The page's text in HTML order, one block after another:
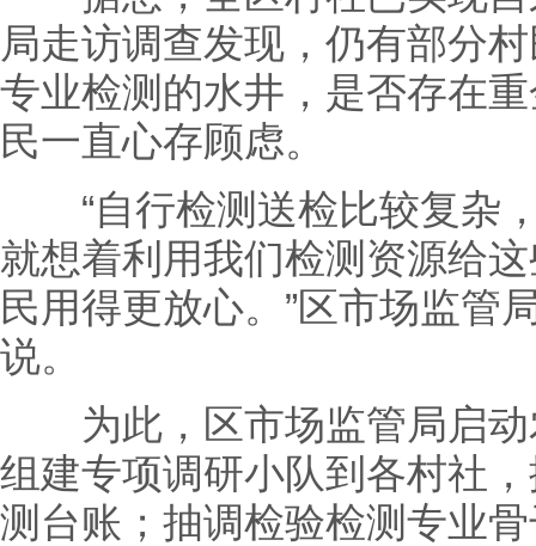
局走访调查发现，仍有部分
专业检测的水井，是否存在
民一直心存顾虑。
“自行检测送检比较复杂
就想着利用我们检测资源给这
民用得更放心。”区市场监管
说。
为此，区市场监管局启动
组建专项调研小队到各村社
测台账；抽调检验检测专业